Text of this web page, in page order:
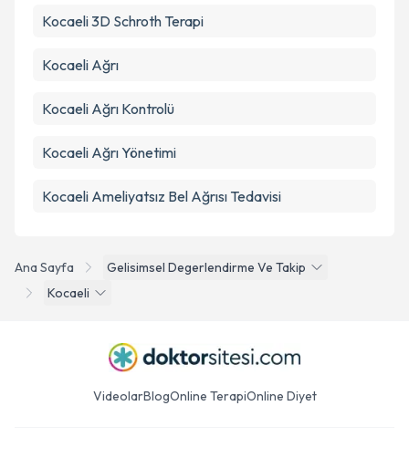
Ana Sayfa
Gelisimsel Degerlendirme Ve Takip
Kocaeli
Kocaeli 3D Schroth Terapi
Kocaeli Ağrı
Kocaeli Ağrı Kontrolü
Kocaeli Ağrı Yönetimi
Kocaeli Ameliyatsız Bel Ağrısı Tedavisi
VideolarBlogOnline TerapiOnline Diyet